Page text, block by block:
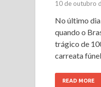
10 de outubro
No último dia
quando o
trágico de
carreata
READ MORE